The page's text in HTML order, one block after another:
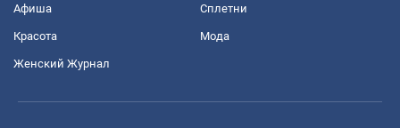
Афиша Сплетни
Красота Мода
Женский Журнал